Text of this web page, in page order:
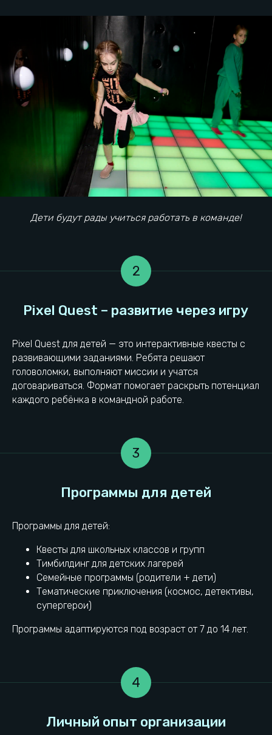
Дети будут рады учиться работать в команде!
2
Pixel Quest для детей — это интерактивные квесты с
развивающими заданиями. Ребята решают
головоломки, выполняют миссии и учатся
договариваться. Формат помогает раскрыть потенциал
каждого ребёнка в командной работе.
3
Программы для детей
Программы для детей:
Квесты для школьных классов и групп
Тимбилдинг для детских лагерей
Семейные программы (родители + дети)
Тематические приключения (космос, детективы,
супергерои)
Программы адаптируются под возраст от 7 до 14 лет.
4
Личный опыт организации